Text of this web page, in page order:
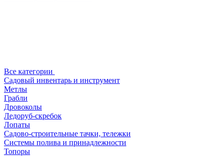
Все категории
Садовый инвентарь и инструмент
Метлы
Грабли
Дровоколы
Ледоруб-скребок
Лопаты
Садово-строительные тачки, тележки
Системы полива и принадлежности
Топоры